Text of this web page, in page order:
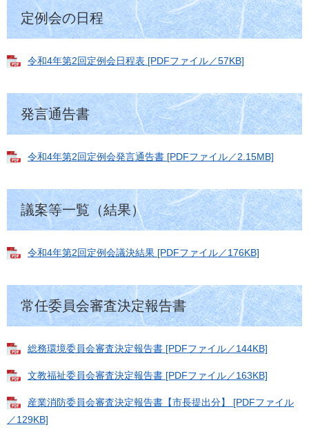
定例会の日程
令和4年第2回定例会日程表 [PDFファイル／57KB]
発言通告書
令和4年第2回定例会発言通告書 [PDFファイル／2.15MB]
議案等一覧（結果）
令和4年第2回定例会議決結果 [PDFファイル／176KB]
常任委員会審査決定報告書
総務環境委員会審査決定報告書 [PDFファイル／144KB]
文教福祉委員会審査決定報告書 [PDFファイル／163KB]
産業消防委員会審査決定報告書【市長提出分】 [PDFファイル
／129KB]